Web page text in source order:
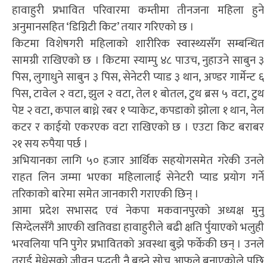
हावाहुरी प्रभावित परिवारमा कम्तीमा तीनजना महिला हुने
अनुमानसहित ‘डिग्निटी किट’ तयार गरिएको छ ।
किटमा विशेषगरी महिलाको शारीरिक स्वास्थ्यसँग सम्बन्धित
सामग्री राखिएको छ । किटमा स्याम्पु ४८ पाउच, नुहाउने साबुन ३
पिस, लुगाधुने साबुन ३ पिस, सेनेटरी प्याड ३ थान, अण्डर गार्मेन्ट ६
पिस, टावेल २ वटा, झुल २ वटा, तेल १ बोतल, टुथ ब्रस ५ वटा, टुथ
पेष्ट २ वटा, कपाल बाध्ने रबर १ प्याकेट, कपडाको झोला १ थान, नेल
कटर र काईयो एकरएक वटा राखिएको छ । एउटा किट बराबर
२१ सय रुपैया पर्छ ।
अभियानका लागि ५० हजार आर्थिक सहयोगसमेत गरेकी उनले
राहत लिन जम्मा भएका महिलालाई सेनेटरी प्याड प्रयोग गर्ने
तरिकाको बारेमा समेत जानकारी गराएकी छिन् ।
आमा प्रदेश सभासद एवं नेकपा मकवानपुरको अध्यक्ष मुनु
सिग्देलसँगै आएकी खतिवडा हावाहुरीले बढी क्षति र्पुयाएको भलुही
भरवलिया पनि पुगेर प्रभावितको अवस्था बुझे फर्केकी छन् । उनले